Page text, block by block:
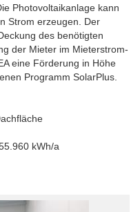
Photovoltaikanlage kann
Strom erzeugen. Der
des benötigten
der Mieter im Mieterstrom-
eine Förderung in Höhe
Programm SolarPlus.
kWh/a